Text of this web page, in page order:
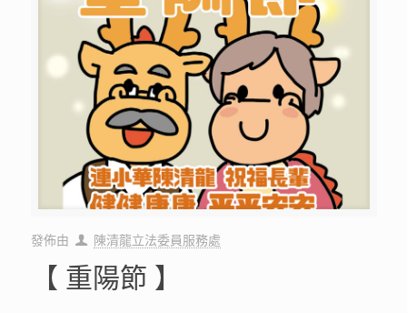
發佈由 陳清龍立法委員服務處
【 重陽節 】